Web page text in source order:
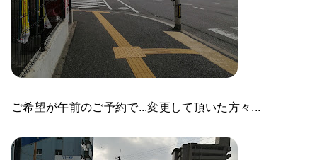
ご希望が午前のご予約で...変更して頂いた方々...